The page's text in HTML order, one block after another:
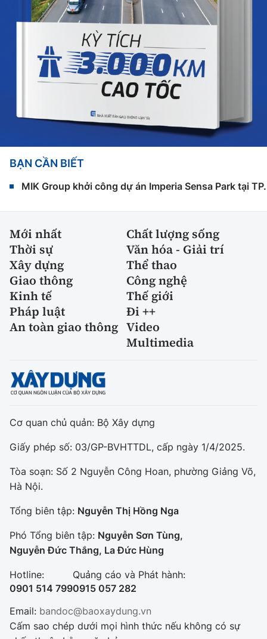
BẠN CẦN BIẾT
MIK Group khởi công dự án Imperia Sensa Park tại
Mới nhất
Chất lượng sống
Thời sự
Văn hóa - Giải trí
Xây dựng
Thể thao
Giao thông
Công nghệ
Kinh tế
Thế giới
Pháp luật
Đi ++
An toàn giao thông Video
Multimedia
Cơ quan chủ quản: Bộ Xây dựng
Giấy phép số: 03/GP-BVHTTDL, cấp ngày 1/4/2025.
Tòa soạn: Số 2 Nguyễn Công Hoan, phường Giảng Võ,
Hà Nội.
Tổng biên tập: Nguyễn Thị Hồng Nga
Phó Tổng biên tập: Nguyễn Sơn Tùng,
Nguyễn Đức Thắng, La Đức Hùng
Hotline:
0901 514 799
Quảng cáo và Phát hành:
0915 057 282
Email: bandoc@baoxaydung.vn
Cấm sao chép dưới mọi hình thức nếu không có sự